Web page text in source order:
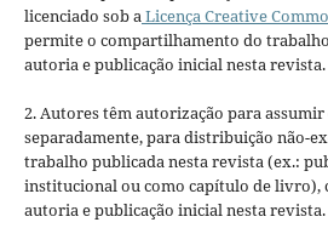
licenciado sob a Licença Creative
permite o compartilhamento do
autoria e publicação inicial nesta revista.
2. Autores têm autorização para
separadamente, para distribuição não-
trabalho publicada nesta revista (ex.:
institucional ou como capítulo de livro),
autoria e publicação inicial nesta revista.